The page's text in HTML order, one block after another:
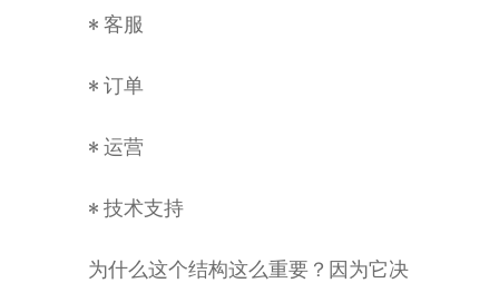
• 客服
• 订单
• 运营
• 技术支持
为什么这个结构这么重要？因为它决